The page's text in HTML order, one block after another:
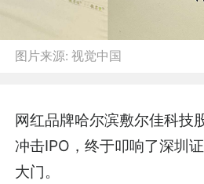
图片来源:视觉中国
网红品牌哈尔滨敷尔佳科技
冲击IPO，终于叩响了深圳
大门。